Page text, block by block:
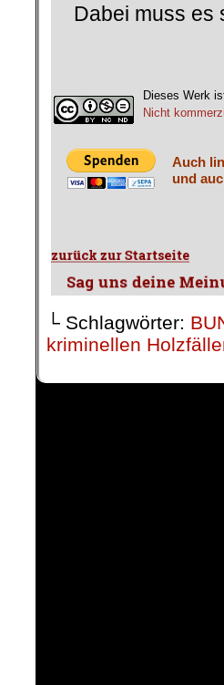
Dabei muss es
Dieses Werk
Nicht
Auch
und
└ Schlagwörter:
kriminellen